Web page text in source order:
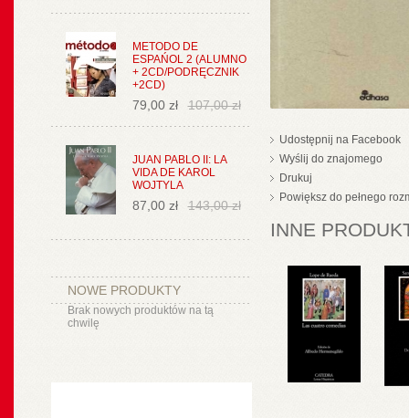
METODO DE
ESPAŃOL 2 (ALUMNO
+ 2CD/PODRĘCZNIK
+2CD)
79,00 zł 107,00 zł
JUAN PABLO II: LA
VIDA DE KAROL
WOJTYLA
87,00 zł 143,00 zł
NOWE PRODUKTY
Brak nowych produktów na tą
chwilę
Udostępnij na Facebook
Wyślij do znajomego
Drukuj
Powiększ do pełnego
INNE